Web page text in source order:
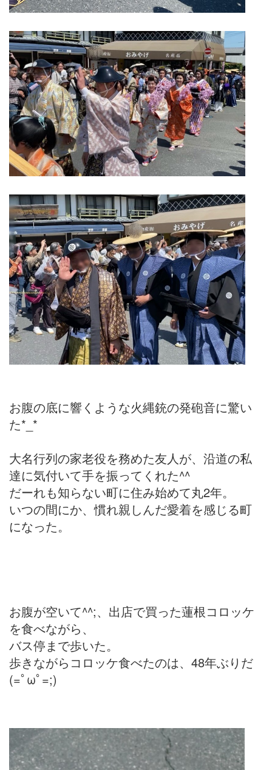
お腹の底に響くような火縄銃の発砲音に驚い
た*_*
大名行列の家老役を務めた友人が、沿道の私
達に気付いて手を振ってくれた^^
だーれも知らない町に住み始めて丸2年。
いつの間にか、慣れ親しんだ愛着を感じる町
になった。
お腹が空いて^^;、出店で買った蓮根コロッケ
を食べながら、
バス停まで歩いた。
歩きながらコロッケ食べたのは、48年ぶりだ
(=ﾟωﾟ=;)